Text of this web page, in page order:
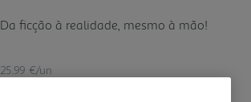
Da ficção à realidade, mesmo à mão!
25.99 €/un